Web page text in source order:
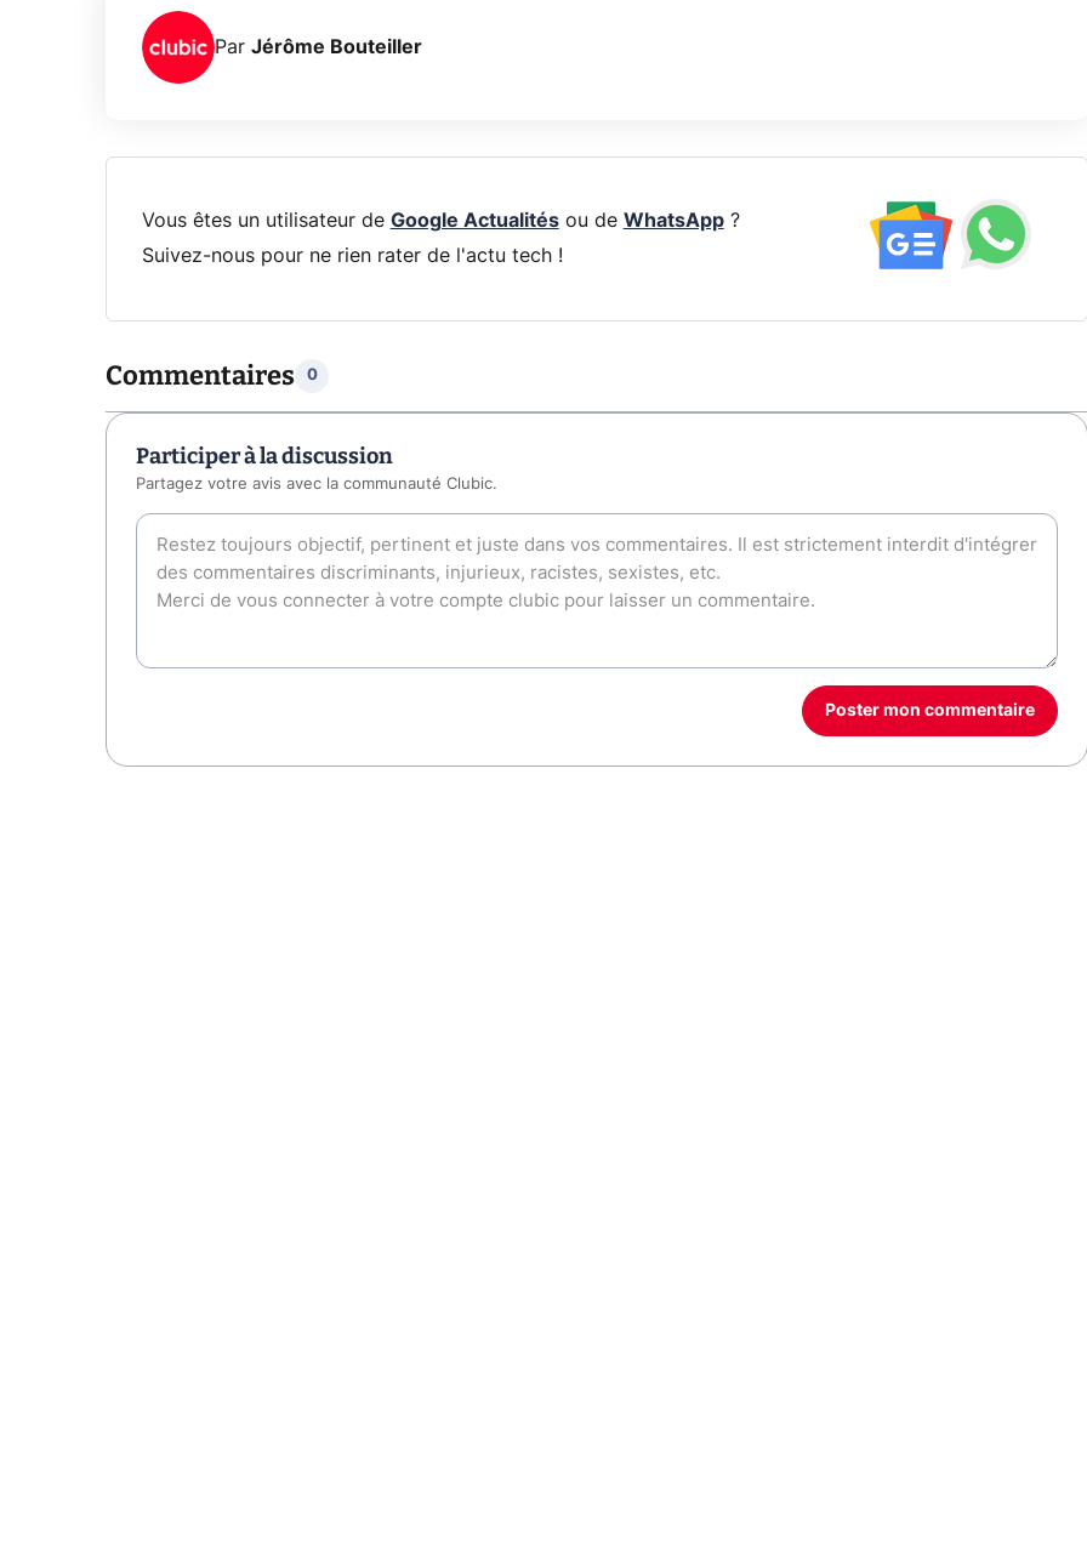
Par Jérôme Bouteiller
Vous êtes un utilisateur de Google Actualitésou de WhatsApp?
Suivez-nous pour ne rien rater de l'actu tech !
Commentaires 0
Participer à la discussion
Partagez votre avis avec la communauté Clubic.
Poster mon commentaire